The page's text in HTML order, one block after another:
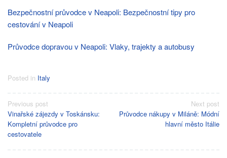
Bezpečnostní průvodce v Neapoli: Bezpečnostní tipy pro
cestování v Neapoli
Průvodce dopravou v Neapoli: Vlaky, trajekty a autobusy
Posted in Italy
Post
navigation
Previous post
Vinařské zájezdy v Toskánsku:
Kompletní průvodce pro
cestovatele
Next post
Průvodce nákupy v Miláně: Módní
hlavní město Itálie